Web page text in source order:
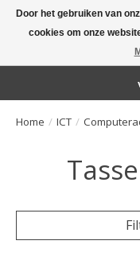
Large selection of products
Home / ICT /
Door het gebruiken van
cookies om onze
← Keer terug naar de
Eventueel geplaatste